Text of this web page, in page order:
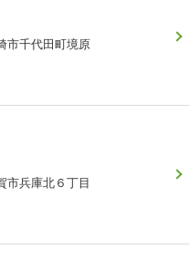
市千代田町境原
市兵庫北６丁目